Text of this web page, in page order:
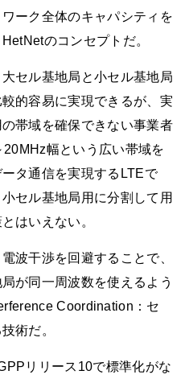
ーク全体のキャパシティを
のコンセプトだ。
セル基地局と小セル基地局
的容易に実現できるが、実
帯域を確保できない事業者
幅という広い帯域を
タ通信を実現するLTEで
セル基地局用に分割して用
はいえない。
波干渉を回避することで、
が同一周波数を使えるよう
Coordination：セ
術だ。
リリース10で標準化がな